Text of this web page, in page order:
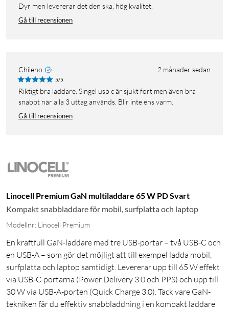
Dyr men levererar det den ska, hög kvalitet.
Gå till recensionen
Chileno 2 månader sedan
5/5
Riktigt bra laddare. Singel usb c är sjukt fort men även bra
snabbt när alla 3 uttag används. Blir inte ens varm.
Gå till recensionen
Linocell Premium GaN multiladdare 65 W PD Svart
Kompakt snabbladdare för mobil, surfplatta och laptop
Modellnr: Linocell Premium
En kraftfull GaN-laddare med tre USB-portar – två USB-C och
en USB-A – som gör det möjligt att till exempel ladda mobil,
surfplatta och laptop samtidigt. Levererar upp till 65 W effekt
via USB-C-portarna (Power Delivery 3.0 och PPS) och upp till
30 W via USB-A-porten (Quick Charge 3.0). Tack vare GaN-
tekniken får du effektiv snabbladdning i en kompakt laddare